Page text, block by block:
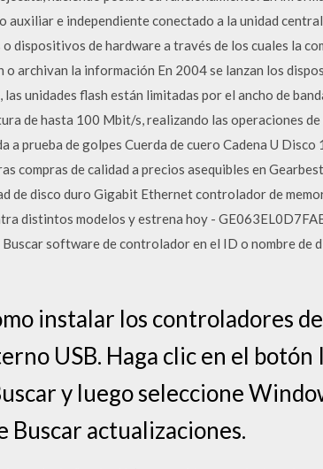
e independiente conectado a la unidad
dispositivos de hardware a través de los cuales la
o archivan la información En 2004 se lanzan los
unidades flash están limitadas por el ancho de
de hasta 100 Mbit/s, realizando las operaciones
a prueba de golpes Cuerda de cuero Cadena U
compras de calidad a precios asequibles en
de disco duro Gigabit Ethernet controlador de
distintos modelos y estrena hoy -
software de controlador en el ID o nombre
instalar los controladores
USB. Haga clic en el
y luego seleccione
Buscar actualizaciones.